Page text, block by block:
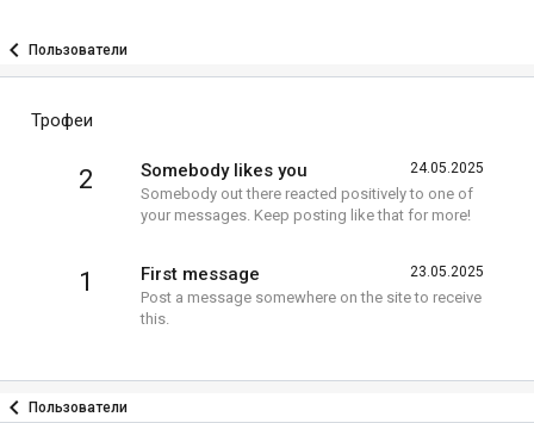
Пользователи
Трофеи
2 24.05.2025
Somebody likes you
Somebody out there reacted positively to one of
your messages. Keep posting like that for more!
1 23.05.2025
First message
Post a message somewhere on the site to receive
this.
Пользователи